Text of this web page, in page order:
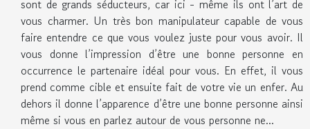
sont de grands séducteurs, car ici - même ils ont l’art de
vous charmer. Un très bon manipulateur capable de vous
faire entendre ce que vous voulez juste pour vous avoir. Il
vous donne l’impression d’être une bonne personne en
occurrence le partenaire idéal pour vous. En effet, il vous
prend comme cible et ensuite fait de votre vie un enfer. Au
dehors il donne l’apparence d’être une bonne personne ainsi
même si vous en parlez autour de vous personne ne...